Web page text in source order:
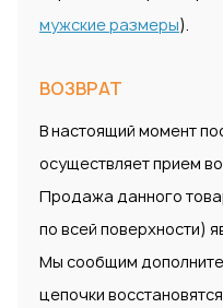
мужские размеры).
ВОЗВРАТ
В настоящий момент
осуществляет прием
Продажа данного
по всей поверхности)
Мы сообщим
цепочки